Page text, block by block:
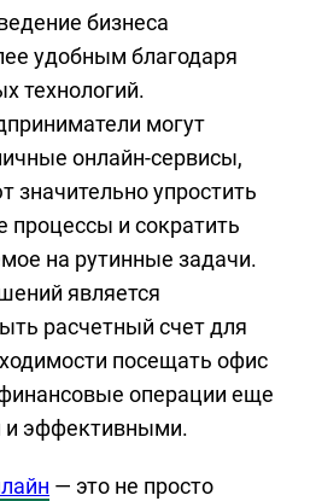
бизнеса
удобным благодаря
технологий.
могут
онлайн-сервисы,
значительно упростить
процессы и сократить
на рутинные задачи.
является
расчетный счет для
посещать офис
операции еще
и эффективными.
— это не просто